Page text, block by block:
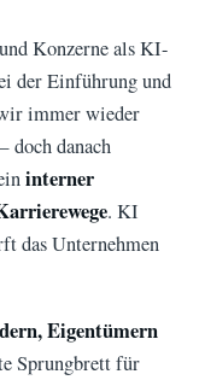
Konzerne als KI-
der Einführung und
immer wieder
doch danach
interner
. KI
das Unternehmen
Eigentümern
Sprungbrett für